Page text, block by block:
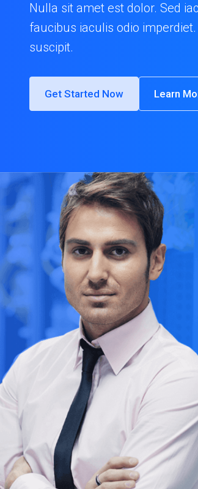
Nulla sit amet est dolor. Sed
faucibus iaculis odio
suscipit.
Get Started Now Learn